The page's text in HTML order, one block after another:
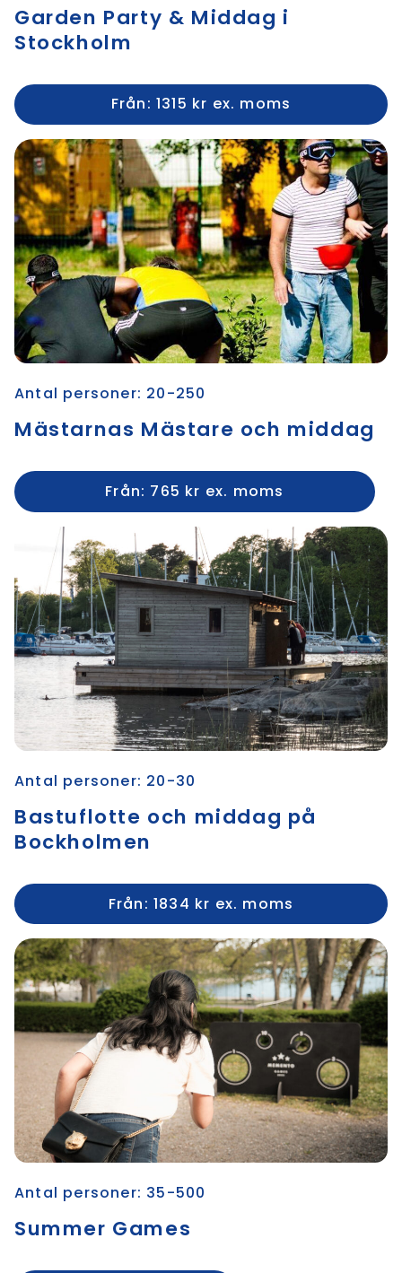
Garden Party & Middag i
Stockholm
Från: 1315 kr ex. moms
Antal personer: 20-250
Mästarnas Mästare och middag
Från: 765 kr ex. moms
Antal personer: 20-30
Bastuflotte och middag på
Bockholmen
Från: 1834 kr ex. moms
Antal personer: 35-500
Summer Games